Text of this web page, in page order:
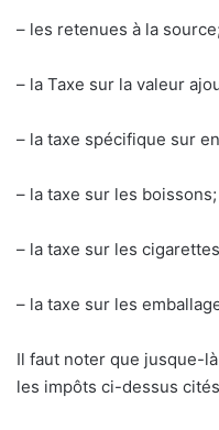
– les retenues à la source;
– la Taxe sur la valeur
– la taxe spécifique sur
– la taxe sur les boissons;
– la taxe sur les
– la taxe sur les
Il faut noter que jusque-
les impôts ci-dessus